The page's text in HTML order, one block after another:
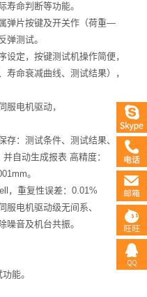
寿命判断等功能。
弹片按键及开关作（荷重—
弹测试。
设定，按键测试机操作简便，
命衰减曲线、测试结果），
服电机驱动，
：测试条件、测试结果、
自动生成报表 高精度：
。
，重复性误差：0.01%
服电机驱动级无间系、
噪音及机台共振。
能。